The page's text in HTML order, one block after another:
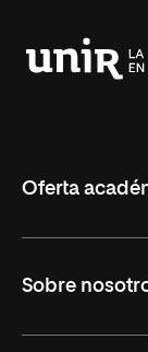
Oferta
Másteres
Másteres
Sobre